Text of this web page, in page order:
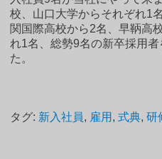
校、山口大学からそれぞれ1
関国際高校から2名、早鞆高
れ1名、総勢9名の新卒採用
た。
タグ: 新入社員, 雇用 ,式典,研